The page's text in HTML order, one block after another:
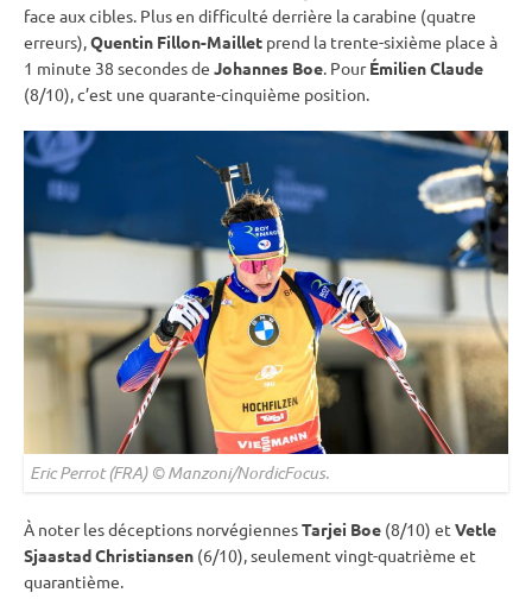
face aux cibles. Plus en difficulté derrière lacarabine (quatre
erreurs),Quentin Fillon-Maillet prend la trente-sixième place à
1 minute 38 secondes de Johannes Boe. PourÉmilien Claude
(8/10), c’est une quarante-cinquième position.
Eric Perrot (FRA) © Manzoni/NordicFocus.
À noter les déceptions norvégiennesTarjei Boe (8/10) et Vetle
Sjaastad Christiansen (6/10), seulement vingt-quatrième et
quarantième.